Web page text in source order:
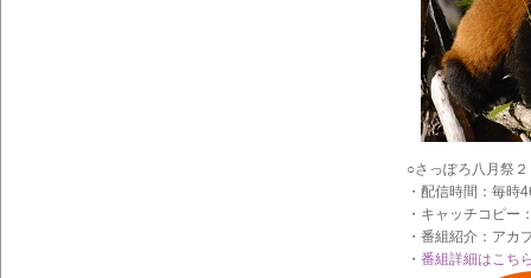
○さっぽろ八月祭
・配信時間：毎
・キャッチコピ
・番組紹介：アカ
・ 番組詳細はこち